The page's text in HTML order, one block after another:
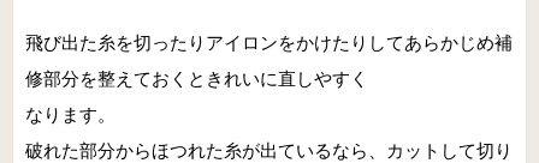
飛び出た糸を切ったりアイロンをかけたりしてあらかじめ補
修部分を整えておくときれいに直しやすく
なります。
破れた部分からほつれた糸が出ているなら、カットして切り